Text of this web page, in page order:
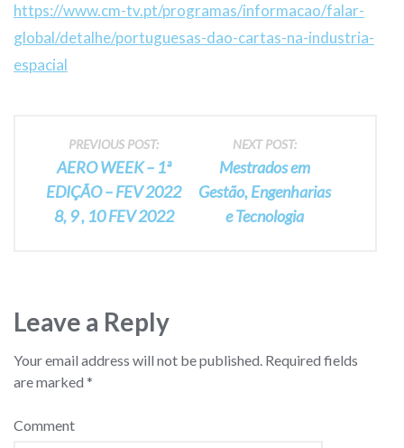
https://www.cm-tv.pt/programas/informacao/falar-
global/detalhe/portuguesas-dao-cartas-na-industria-
espacial
Post
navigation
PREVIOUS POST:
AERO WEEK – 1ª
EDIÇÃO – FEV 2022
8, 9 , 10 FEV 2022
NEXT POST:
Mestrados em
Gestão, Engenharias
e Tecnologia
Leave a Reply
Your email address will not be published. Required fields
are marked *
Comment